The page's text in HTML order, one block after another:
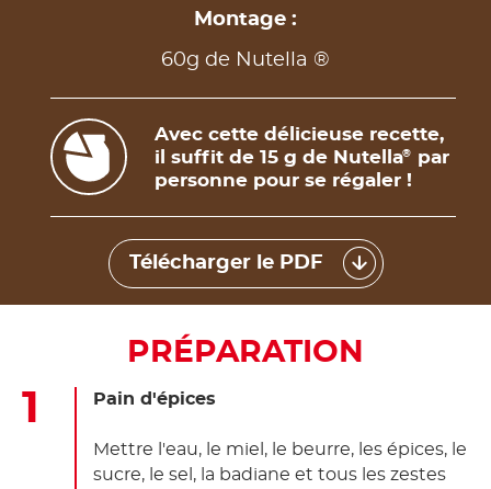
Montage :
60g de Nutella ®
Avec cette délicieuse recette,
il suffit de 15 g de Nutella®
par
personne pour se régaler !
Télécharger le PDF
PRÉPARATION
Pain d'épices
Mettre l'eau, le miel, le beurre, les épices, le
sucre, le sel, la badiane et tous les zestes